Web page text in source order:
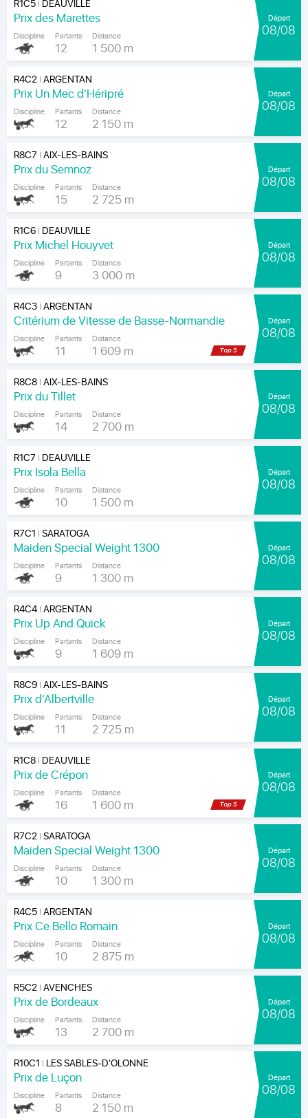
R1C5| DEAUVILLE
Prix des Marettes
Discipline Partants
12
Distance
1 500 m
Départ
08/08
R4C2|ARGENTAN
Prix Un Mec d'Héripré
Discipline Partants
12
Distance
2 150 m
Départ
08/08
R8C7 |AIX-LES-BAINS
Prix du Semnoz
Discipline Partants
15
Distance
2 725 m
Départ
08/08
R1C6| DEAUVILLE
Prix Michel Houyvet
Discipline Partants
9
Distance
3 000 m
Départ
08/08
R4C3|ARGENTAN
Critérium de Vitesse de Basse-Normandie
Discipline Partants
11
Distance
1 609 m
Départ
08/08
R8C8|AIX-LES-BAINS
Prix du Tillet
Discipline Partants
14
Distance
2 700 m
Départ
08/08
R1C7 | DEAUVILLE
Prix Isola Bella
Discipline Partants
10
Distance
1 500 m
Départ
08/08
R7C1 |SARATOGA
Maiden Special Weight 1300
Discipline Partants
9
Distance
1 300 m
Départ
08/08
R4C4|ARGENTAN
Prix Up And Quick
Discipline Partants
9
Distance
1 609 m
Départ
08/08
R8C9|AIX-LES-BAINS
Prix d'Albertville
Discipline Partants
11
Distance
2 725 m
Départ
08/08
R1C8| DEAUVILLE
Prix de Crépon
Discipline Partants
16
Distance
1 600 m
Départ
08/08
R7C2|SARATOGA
Maiden Special Weight 1300
Discipline Partants
10
Distance
1 300 m
Départ
08/08
R4C5|ARGENTAN
Prix Ce Bello Romain
Discipline Partants
10
Distance
2 875 m
Départ
08/08
R5C2|AVENCHES
Prix de Bordeaux
Discipline Partants
13
Distance
2 700 m
Départ
08/08
R10C1 | LES SABLES-D'OLONNE
Prix de Luçon
Discipline Partants
8
Distance
2 150 m
Départ
08/08